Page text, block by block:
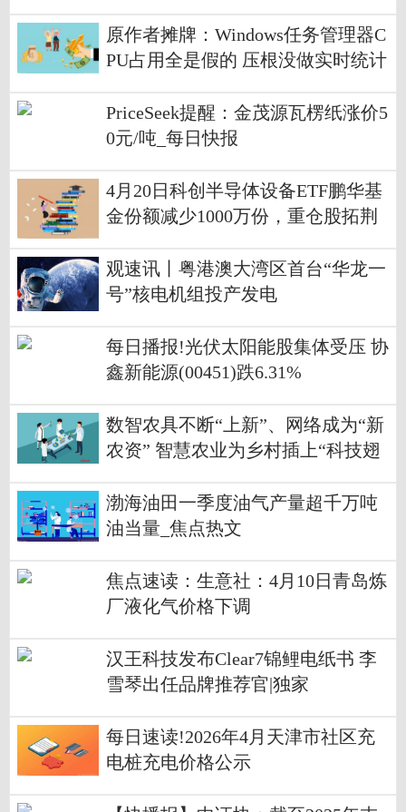
原作者摊牌：Windows任务管理器C
PU占用全是假的 压根没做实时统计
PriceSeek提醒：金茂源瓦楞纸涨价5
0元/吨_每日快报
4月20日科创半导体设备ETF鹏华基
金份额减少1000万份，重仓股拓荆
观速讯丨粤港澳大湾区首台“华龙一
号”核电机组投产发电
每日播报!光伏太阳能股集体受压 协
鑫新能源(00451)跌6.31%
数智农具不断“上新”、网络成为“新
农资” 智慧农业为乡村插上“科技翅
渤海油田一季度油气产量超千万吨
油当量_焦点热文
焦点速读：生意社：4月10日青岛炼
厂液化气价格下调
汉王科技发布Clear7锦鲤电纸书 李
雪琴出任品牌推荐官|独家
每日速读!2026年4月天津市社区充
电桩充电价格公示